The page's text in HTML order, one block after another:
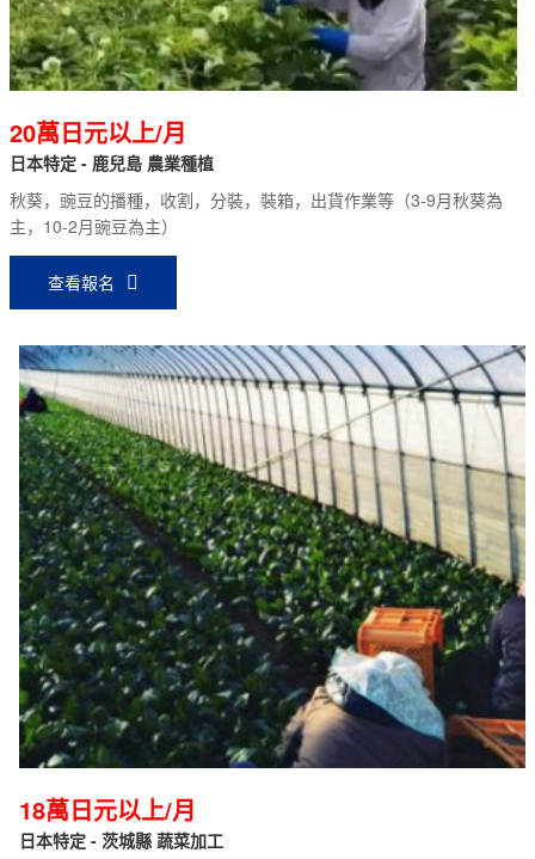
20萬日元以上/月
日本特定 - 鹿兒島 農業種植
秋葵，豌豆的播種，收割，分裝，裝箱，出貨作業等（3-9月秋葵為
主，10-2月豌豆為主）
查看報名
18萬日元以上/月
日本特定 - 茨城縣 蔬菜加工